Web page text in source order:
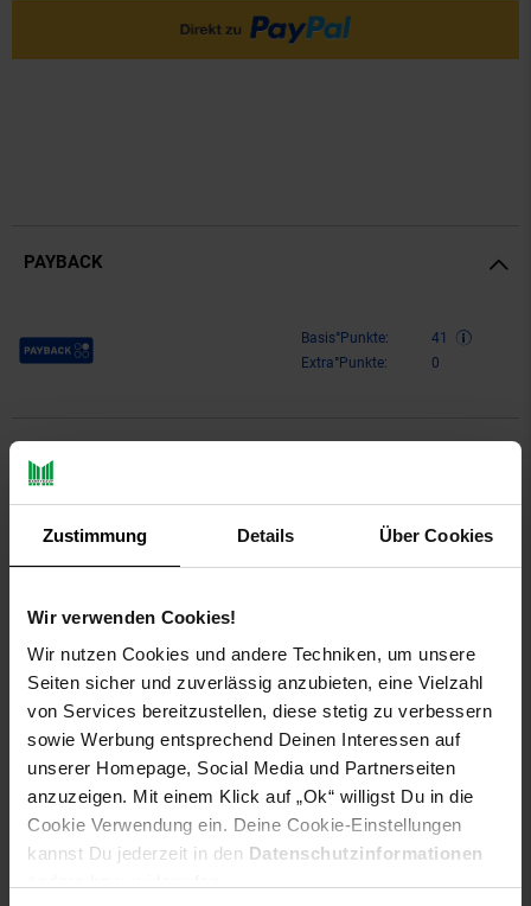
Zustimmung Details Über Cookies
Wir verwenden Cookies!
Wir nutzen Cookies und andere Techniken, um unsere
Seiten sicher und zuverlässig anzubieten, eine Vielzahl
von Services bereitzustellen, diese stetig zu verbessern
sowie Werbung entsprechend Deinen Interessen auf
unserer Homepage, Social Media und Partnerseiten
anzuzeigen. Mit einem Klick auf „Ok“ willigst Du in die
Cookie Verwendung ein. Deine Cookie-Einstellungen
kannst Du jederzeit in den Datenschutzinformationen
PAYBACK
Payback Punkte Basis°Punkte:
41
Extra°Punkte:
0
Lässig gepunktet: Der Schulrucksack-Trolley von TOPModel in
großen Doppel-Modelmotiv auf Glitzerhintergrund auch super
stylish. Drei Fächer, Teleskopgriff und leichtgängige Räder
machen ihn zum perfekten Schulkameraden. Gut zu wissen:
Eine Rückenklappe zum Überstülpen über die Räder verhindert
das Beschmutzen der Kleidung. Hauptmaterial: 100 Prozent
Polyester
Artikeldetails:
Maße (LxBxH): ca. 23 × 34 × 54 cm
Material: 100 % Polyester
Gewicht: ca. 1,78 kg
Lieferumfang: 1× Schulrucksack-Trolley